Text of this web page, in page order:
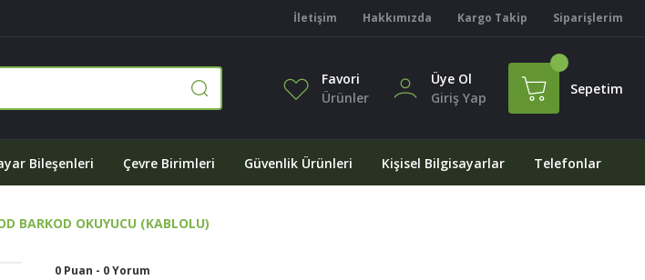
İletişim Hakkımızda Kargo Takip Siparişlerim
Favori
Ürünler
Üye Ol
Giriş Yap
Sepetim
Bileşenleri Çevre Birimleri Güvenlik Ürünleri Kişisel Bilgisayarlar Telefonlar
BARKOD OKUYUCU (KABLOLU)
0 Puan - 0 Yorum